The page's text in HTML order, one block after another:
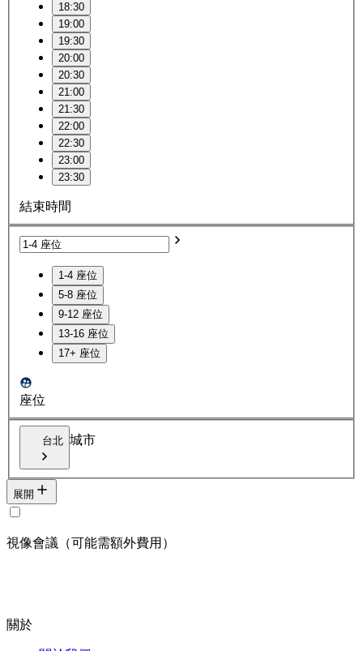
18:30
19:00
19:30
20:00
20:30
21:00
21:30
22:00
22:30
23:00
23:30
結束時間
1-4 座位
5-8 座位
9-12 座位
13-16 座位
17+ 座位
座位
台北 城市
展開
視像會議（可能需額外費用）
關於